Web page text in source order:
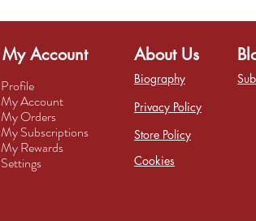
My Account
Profile
My Account
My Orders
My Subscriptions
My Rewards
Settings
About Us
Biography
Privacy Policy
Store Policy
Cookies